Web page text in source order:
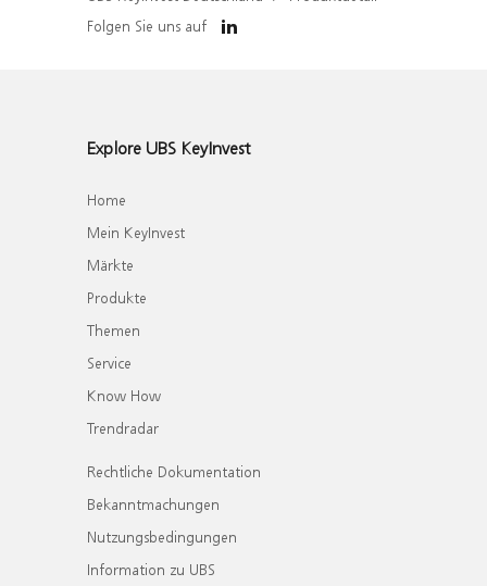
Folgen Sie uns auf
Explore UBS KeyInvest
Home
Mein KeyInvest
Märkte
Produkte
Themen
Service
Know How
Trendradar
Rechtliche Dokumentation
Bekanntmachungen
Nutzungsbedingungen
Information zu UBS